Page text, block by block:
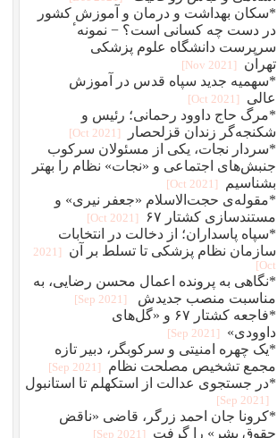
*سکان بهداشت و درمان و آموزش کشور
در دست چه کسانی است؟ − نمونهٴ
سرپرست دانشگاه علوم پزشکی
تهران
[2021 Nov]
*سهمیه جدید سپاه قدس در آموزش
عالی
[2021 Oct]
*مرگ حاج داوود رحمانی؛ رئیس و
شکنجه‌گر زندان قزلحصار
[2021 Oct]
*سردار نجات، یکی از مسئولان سرکوب
جنبش‌های اجتماعی و «نجات» نظام را بهتر
بشناسیم
[2021 Oct]
*مقوله‌ی حجت‌الاسلام «جعفر نیری» و
مستند‌سازی کشتار ۶۷
[2021 Oct]
*سپاه پاسداران؛ از دخالت در انتخابات
سازمان نظام پزشکی تا تسلط بر آن
[2021
Oct]
*نگاهی به پرونده اعمال محسن رضایی، به
مناسبت منصب جدیدش
[2021 Sep]
*فاجعه کشتار ۶۷ و «گل‌های
داوودی»
[2021 Sep]
*یک چهره‌‌ امنیتی و سرکوبگر، دبیر تازه
مجمع تشخیص مصلحت نظام
[2021 Sep]
*در جستجوی عدالت از استکهلم تا استانبول
[2021 Sep]
*کرونا جان احمد زرگر، قاضی «ناقض
حقوق بشر» را گرفت
[2021 Sep]